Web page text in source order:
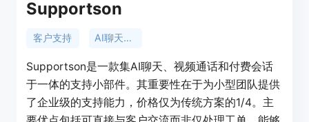
Supportson
客户支持 AI聊天小部件
Supportson是一款集AI聊天、视频通话和付费会话
于一体的支持小部件。其重要性在于为小型团队提供
了企业级的支持能力，价格仅为传统方案的1/4。主